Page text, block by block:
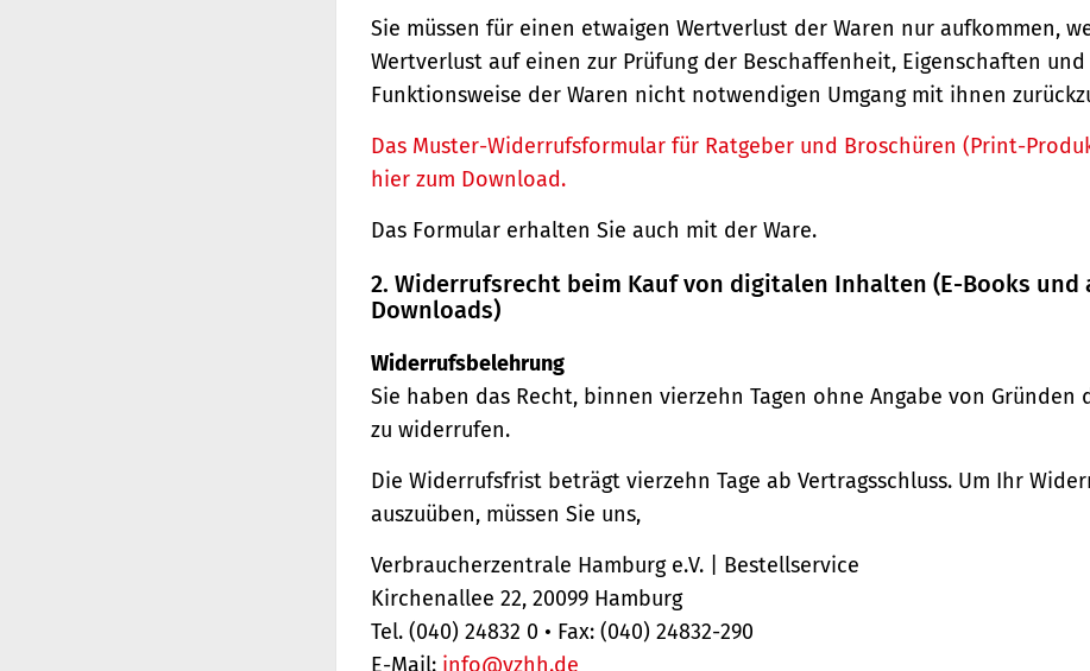
Sie müssen für einen etwaigen Wertverlust der Waren nur aufkommen,
Wertverlust auf einen zur Prüfung der Beschaffenheit, Eigenschaften und
Funktionsweise der Waren nicht notwendigen Umgang mit ihnen
Das Muster-Widerrufsformular für Ratgeber und Broschüren (Print-
hier zum Download.
Das Formular erhalten Sie auch mit der Ware.
2. Widerrufsrecht beim Kauf von digitalen Inhalten (E-Books und
Downloads)
Widerrufsbelehrung
Sie haben das Recht, binnen vierzehn Tagen ohne Angabe von Gründen
zu widerrufen.
Die Widerrufsfrist beträgt vierzehn Tage ab Vertragsschluss. Um Ihr
auszuüben, müssen Sie uns,
Verbraucherzentrale Hamburg e.V. | Bestellservice
Kirchenallee 22, 20099 Hamburg
Tel. (040) 24832 0 • Fax: (040) 24832-290
E-Mail: info@vzhh.de